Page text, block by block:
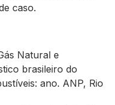
caso.
Natural e
brasileiro do
ano. ANP, Rio